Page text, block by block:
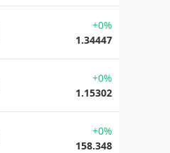
+0%
1.34447
+0%
1.15302
+0%
158.348